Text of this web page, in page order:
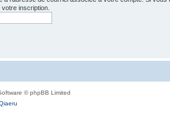
inscription.
© phpBB Limited